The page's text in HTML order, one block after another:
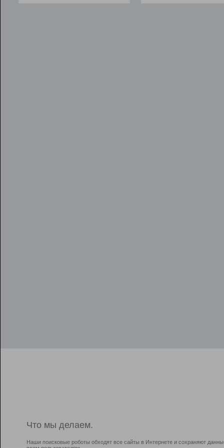
Что мы делаем.
Наши поисковые роботы обходят все сайты в Интернете и сохраняют